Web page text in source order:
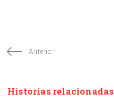
Anterior
Historias relacionadas